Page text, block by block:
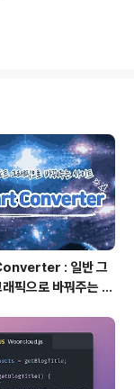
: 일반 그
픽으로 바꿔주는 사